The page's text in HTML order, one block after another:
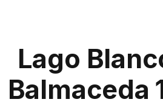
Lago
Balmaceda